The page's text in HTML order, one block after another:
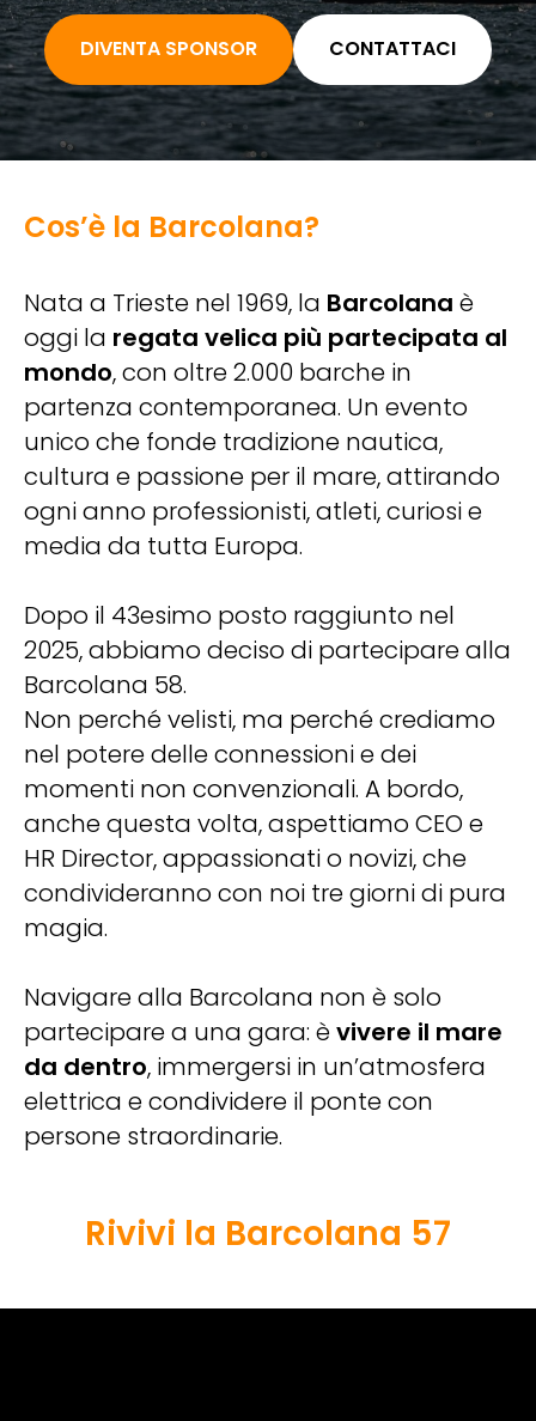
DIVENTA SPONSOR CONTATTACI
Cos’è la Barcolana?
Nata a Trieste nel 1969, la Barcolana è
oggi la regata velica più partecipata al
mondo, con oltre 2.000 barche in
partenza contemporanea. Un evento
unico che fonde tradizione nautica,
cultura e passione per il mare, attirando
ogni anno professionisti, atleti, curiosi e
media da tutta Europa.
Dopo il 43esimo posto raggiunto nel
2025, abbiamo deciso di partecipare alla
Barcolana 58.
Non perché velisti, ma perché crediamo
nel potere delle connessioni e dei
momenti non convenzionali. A bordo,
anche questa volta, aspettiamo CEO e
HR Director, appassionati o novizi, che
condivideranno con noi tre giorni di pura
magia.
Navigare alla Barcolana non è solo
partecipare a una gara: èvivere il mare
da dentro, immergersi in un’atmosfera
elettrica e condividere il ponte con
persone straordinarie.
Rivivi la Barcolana 57